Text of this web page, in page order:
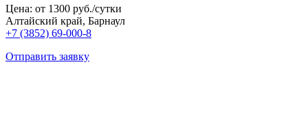
Цена: от 1300 руб./сутки
Алтайский край, Барнаул
+7 (3852) 69-000-8
Отправить заявку